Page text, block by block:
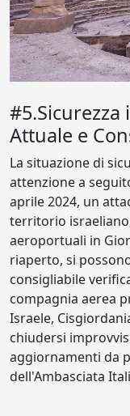
#5.Sicurezza
Attuale e
La situazione di
attenzione a
aprile 2024, un
territorio
aeroportuali in
riaperto, si
consigliabile
compagnia aerea
Israele,
chiudersi
aggiornamenti da
dell'Ambasciata